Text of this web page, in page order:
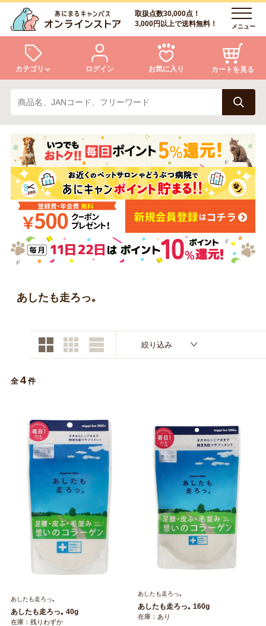
取扱点数30,000点！
3,000円以上で送料無料！
メニュー
カテゴリ
犬 猫
小動物・鳥 アクア・爬虫類・昆虫
ドッグフード キャットフード
美容・ケア用品 服・おさんぽ用品
日用品（デイリー）
トリマーグッズ
ログイン お気に入り カートを見る
ログイン
会員登録
あにまるキャンパスについて
アフターサービス
商品リクエスト
お問い合わせ
あしたも走ろっ｡
絞り込み
全 4 件
あしたも走ろっ｡
あしたも走ろっ｡ 40g
在庫：残りわずか
あしたも走ろっ｡
あしたも走ろっ｡ 160g
在庫：あり